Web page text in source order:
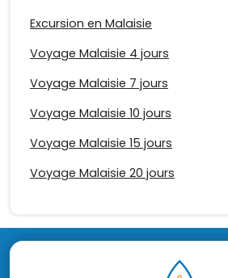
Excursion en Malaisie
Voyage Malaisie 4 jours
Voyage Malaisie 7 jours
Voyage Malaisie 10 jours
Voyage Malaisie 15 jours
Voyage Malaisie 20 jours